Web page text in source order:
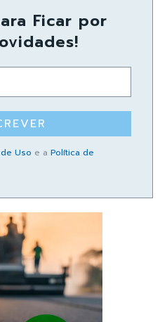
Ficar por
Uso e a Política de